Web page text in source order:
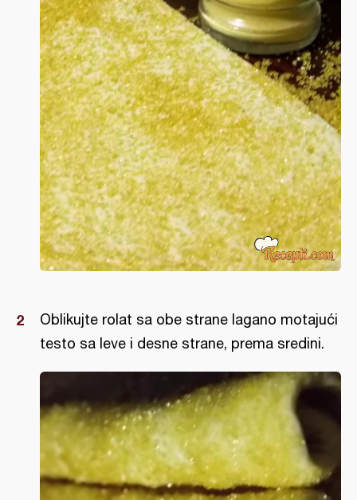
Oblikujte rolat sa obe strane lagano motajući
testo sa leve i desne strane, prema sredini.